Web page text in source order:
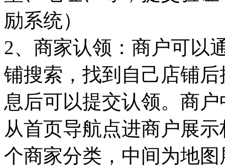
励系统）
2、商家认领：商户可以
铺搜索，找到自己店铺
息后可以提交认领。商
从首页导航点进商户展
个商家分类，中间为地